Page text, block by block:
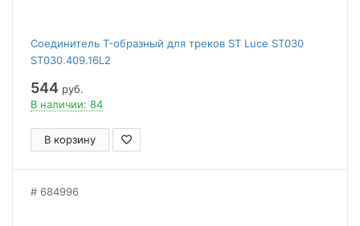
Соединитель T-образный для треков ST Luce ST030
ST030.409.16L2
544 руб.
В наличии: 84
В корзину
684996